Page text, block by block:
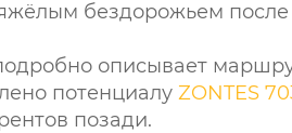
бездорожьем
описывает
потенциалу ZONTES
позади.